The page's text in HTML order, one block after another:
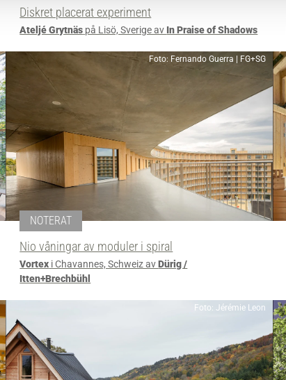
Diskret placerat experiment
Ateljé Grytnäs på Lisö, Sverige av In Praise of Shadows
Foto: Fernando Guerra | FG+SG
NOTERAT
Nio våningar av moduler i spiral
Vortex i Chavannes, Schweiz avDürig /
Itten+Brechbühl
Foto: Jérémie Leon